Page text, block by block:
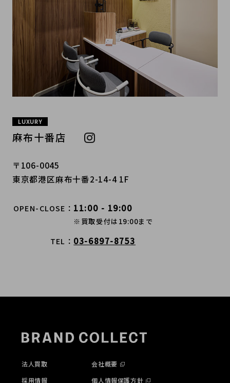
LUXURY
麻布十番店
〒106-0045
東京都港区麻布十番2-14-4 1F
OPEN-CLOSE 11:00 - 19:00
※買取受付は19:00まで
TEL 03-6897-8753
法人買取
採用情報
会社概要
個人情報保護方針